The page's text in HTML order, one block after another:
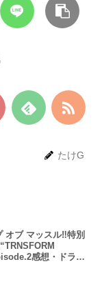
たけG
オブ マッスル‼︎特別
感想・ドラマ